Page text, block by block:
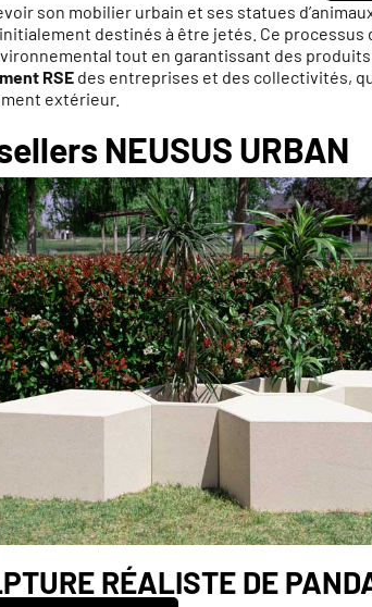
son mobilier urbain et ses statues
destinés à être jetés. Ce
tout en garantissant des
RSE des entreprises et des collectivités,
extérieur.
NEUSUS URBAN
RÉALISTE DE